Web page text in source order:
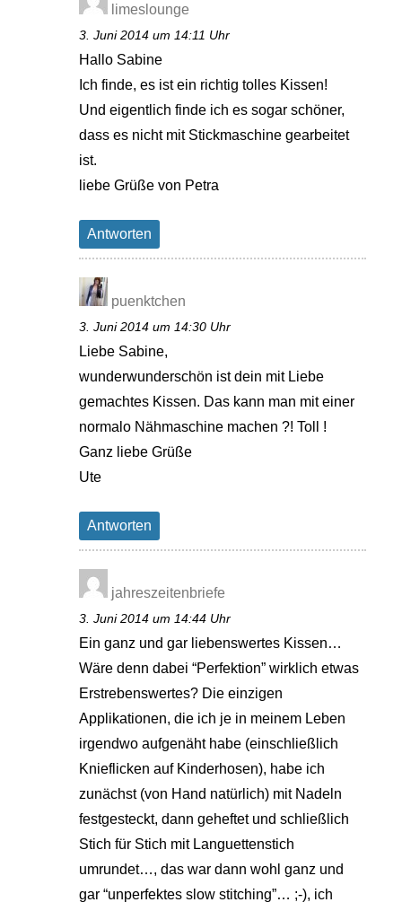
limeslounge
3. Juni 2014 um 14:11 Uhr
Hallo Sabine
Ich finde, es ist ein richtig tolles Kissen!
Und eigentlich finde ich es sogar schöner,
dass es nicht mit Stickmaschine gearbeitet
ist.
liebe Grüße von Petra
Antworten
puenktchen
3. Juni 2014 um 14:30 Uhr
Liebe Sabine,
wunderwunderschön ist dein mit Liebe
gemachtes Kissen. Das kann man mit einer
normalo Nähmaschine machen ?! Toll !
Ganz liebe Grüße
Ute
Antworten
jahreszeitenbriefe
3. Juni 2014 um 14:44 Uhr
Ein ganz und gar liebenswertes Kissen…
Wäre denn dabei “Perfektion” wirklich etwas
Erstrebenswertes? Die einzigen
Applikationen, die ich je in meinem Leben
irgendwo aufgenäht habe (einschließlich
Knieflicken auf Kinderhosen), habe ich
zunächst (von Hand natürlich) mit Nadeln
festgesteckt, dann geheftet und schließlich
Stich für Stich mit Languettenstich
umrundet…, das war dann wohl ganz und
gar “unperfektes slow stitching”… ;-), ich